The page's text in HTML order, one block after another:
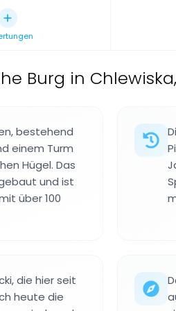
Burg in
bestehend
einem Turm
Hügel. Das
und ist
über 100
die hier seit
heute die